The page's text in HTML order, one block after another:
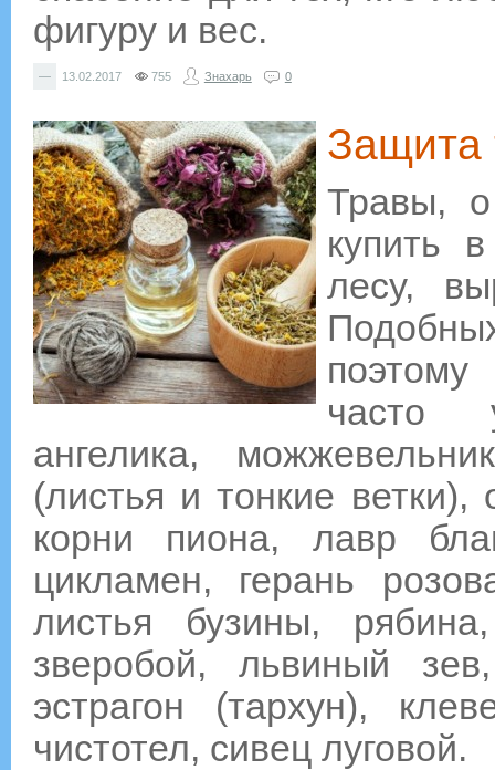
фигуру и вес.
— 13.02.2017 755 Знахарь 0
Защита
Травы,
купить
лесу,
часто
ангелика,
(листья и тонкие
корни пиона, лавр
цикламен, герань
листья бузины,
зверобой, львиный
эстрагон (тархун),
чистотел, сивец луговой.